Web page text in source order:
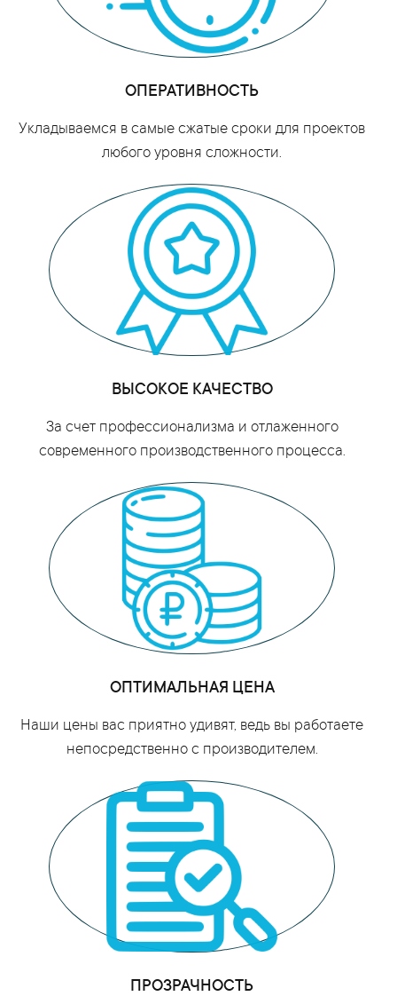
ОПЕРАТИВНОСТЬ
Укладываемся в самые сжатые сроки для проектов
любого уровня сложности.
ВЫСОКОЕ КАЧЕСТВО
За счет профессионализма и отлаженного
современного производственного процесса.
ОПТИМАЛЬНАЯ ЦЕНА
Наши цены вас приятно удивят, ведь вы работаете
непосредственно с производителем.
ПРОЗРАЧНОСТЬ